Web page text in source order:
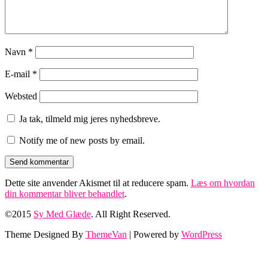
Navn *
E-mail *
Websted
Ja tak, tilmeld mig jeres nyhedsbreve.
Notify me of new posts by email.
Dette site anvender Akismet til at reducere spam. Læs om hvordan
din kommentar bliver behandlet.
©2015 Sy Med Glæde. All Right Reserved.
Theme Designed By ThemeVan | Powered by WordPress